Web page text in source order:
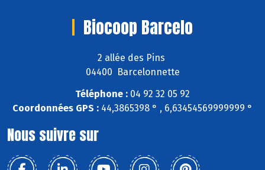
Biocoop Barcelo
2 allée des Pins
04400 Barcelonnette
Téléphone : 04 92 32 05 92
Coordonnées GPS : 44,3865398 ° , 6,63454569999999 °
Nous suivre sur